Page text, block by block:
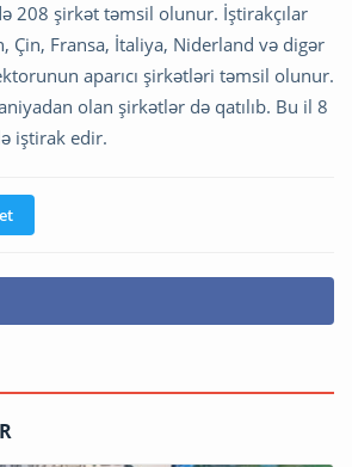
208 şirkət təmsil olunur. İştirakçılar
Çin, Fransa, İtaliya, Niderland və digər
aparıcı şirkətləri təmsil olunur.
olan şirkətlər də qatılıb. Bu il 8
iştirak edir.